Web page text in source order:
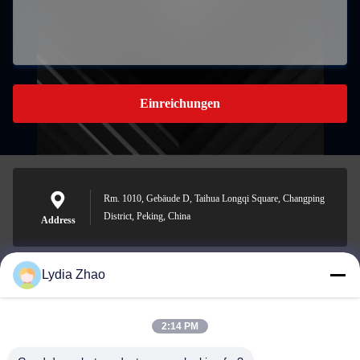
Einreichungen
Address
Rm. 1010, Gebäude D, Taihua Longqi Square, Changping
District, Peking, China
jesingd@vip.sina.com
Lydia Zhao
2:14 PM